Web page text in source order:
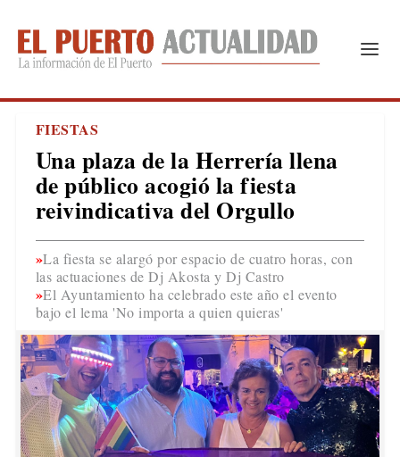
FIESTAS
Una plaza de la Herrería llena
de público acogió la fiesta
reivindicativa del Orgullo
La fiesta se alargó por espacio de cuatro horas, con
las actuaciones de Dj Akosta y Dj Castro
El Ayuntamiento ha celebrado este año el evento
bajo el lema 'No importa a quien quieras'